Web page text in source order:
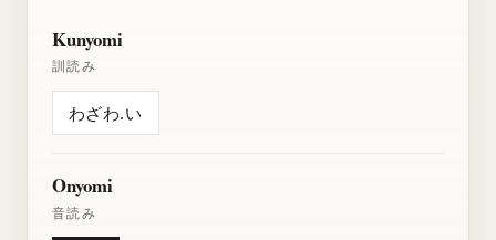
Kunyomi
訓読み
わざわ.い
Onyomi
音読み